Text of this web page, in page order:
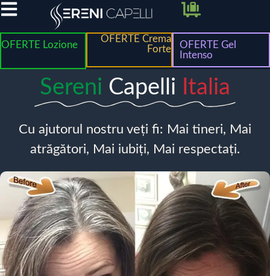
OFERTE Lozione
OFERTE Crema
Forte
OFERTE Gel
Intenso
Sereni Capelli Italia
Cu ajutorul nostru veți fi: Mai tineri, Mai
atrăgători, Mai iubiți, Mai respectați.